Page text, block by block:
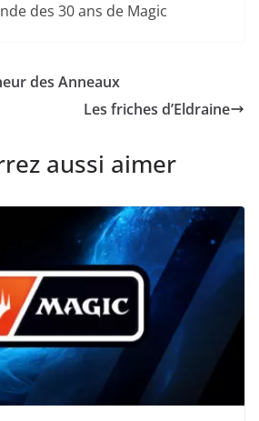
des 30 ans de Magic
des Anneaux
Les friches d’Eldraine
aussi aimer